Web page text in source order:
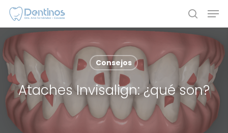
Skip
main
content
Consejos
Ataches Invisalign: ¿qué son?